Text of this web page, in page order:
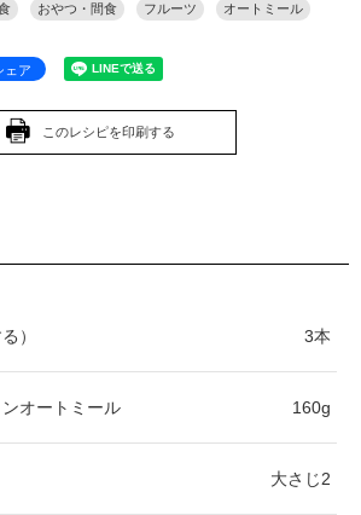
おやつ・間食 フルーツ オートミール
ェア
このレシピを印刷する
） 3本
オートミール 160g
大さじ2